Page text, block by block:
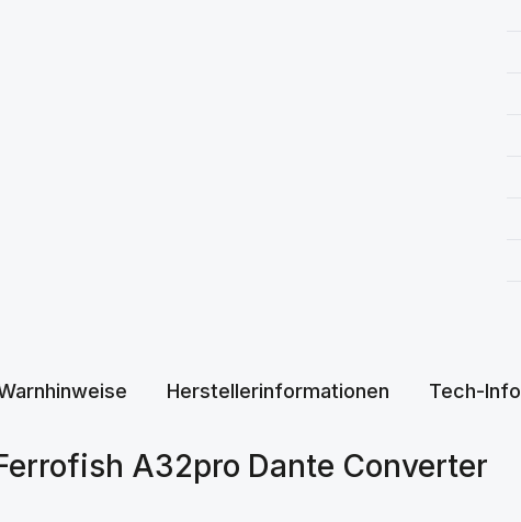
Herstellerinformationen Tech-Info
A32pro Dante Converter